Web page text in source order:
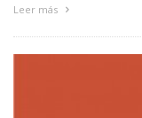
Leer más